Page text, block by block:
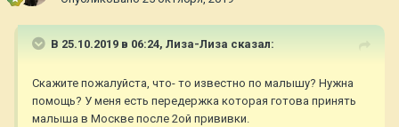
В 25.10.2019 в 06:24, Лиза-Лиза сказал:
Скажите пожалуйста, что- то известно по малышу? Нужна
помощь? У меня есть передержка которая готова принять
малыша в Москве после 2ой прививки.